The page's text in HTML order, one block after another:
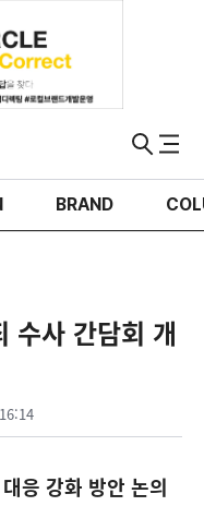
BRAND
수사 간담회 개
응 강화 방안 논의